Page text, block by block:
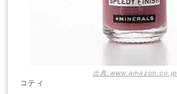
出典:www.amazon.co.jp
コティ